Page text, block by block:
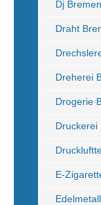
Dj
Draht
Dreherei
Drogerie
Druckerei
E-